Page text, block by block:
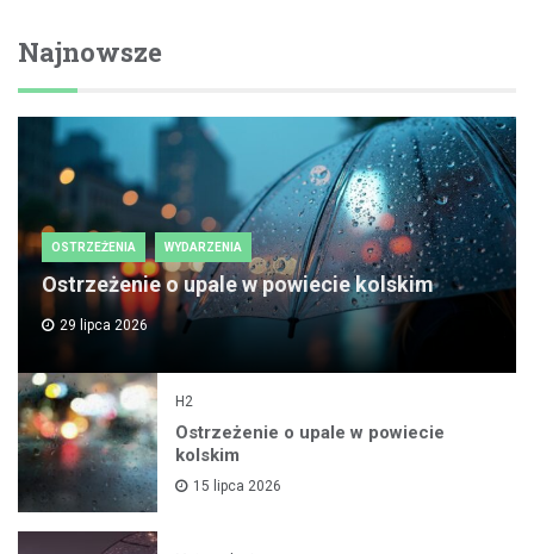
Najnowsze
OSTRZEŻENIA WYDARZENIA
Ostrzeżenie o upale w powiecie kolskim
29 lipca 2026
H2
Ostrzeżenie o upale w powiecie
kolskim
15 lipca 2026